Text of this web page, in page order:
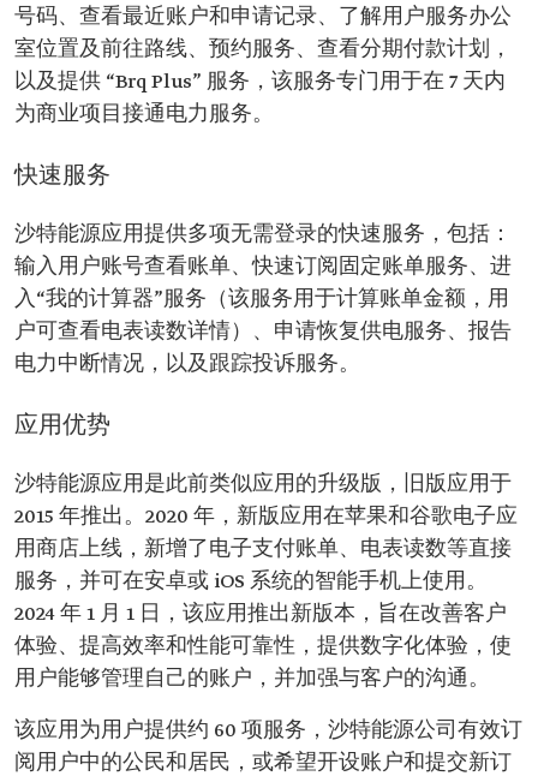
号码、查看最近账户和申请记录、了解用户服务办公
室位置及前往路线、预约服务、查看分期付款计划，
以及提供 “Brq Plus” 服务，该服务专门用于在 7 天内
为商业项目接通电力服务。
快速服务
沙特能源应用提供多项无需登录的快速服务，包括：
输入用户账号查看账单、快速订阅固定账单服务、进
入“我的计算器”服务（该服务用于计算账单金额，用
户可查看电表读数详情）、申请恢复供电服务、报告
电力中断情况，以及跟踪投诉服务。
应用优势
沙特能源应用是此前类似应用的升级版，旧版应用于
2015 年推出。2020 年，新版应用在苹果和谷歌电子应
用商店上线，新增了电子支付账单、电表读数等直接
服务，并可在安卓或 iOS 系统的智能手机上使用。
2024 年 1 月 1 日，该应用推出新版本，旨在改善客户
体验、提高效率和性能可靠性，提供数字化体验，使
用户能够管理自己的账户，并加强与客户的沟通。
该应用为用户提供约 60 项服务，沙特能源公司有效订
阅用户中的公民和居民，或希望开设账户和提交新订